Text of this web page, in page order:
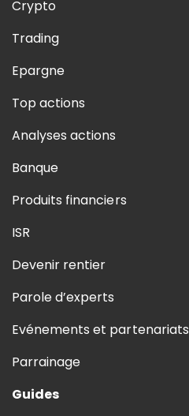
Crypto
Trading
Epargne
Top actions
Analyses actions
Banque
Produits financiers
ISR
Devenir rentier
Parole d’experts
Evénements et partenariats
Parrainage
Guides